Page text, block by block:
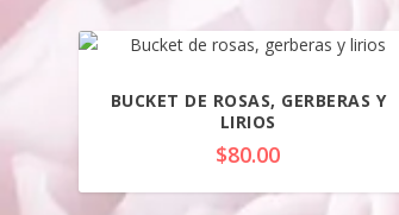
BUCKET DE ROSAS, GERBERAS Y
LIRIOS
$80.00